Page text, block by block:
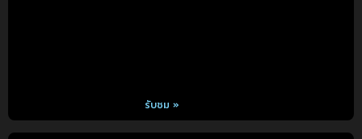
รับชม »